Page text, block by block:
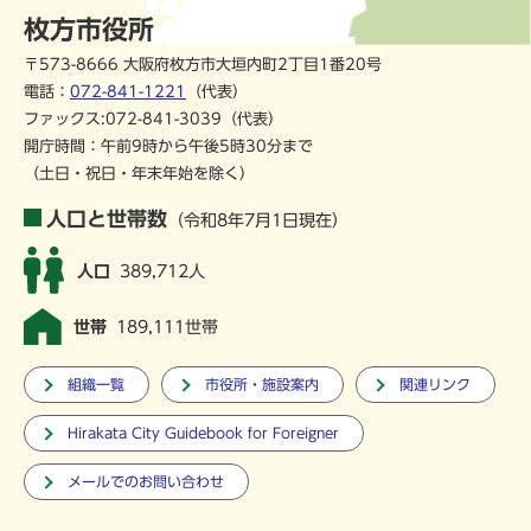
枚方市役所
〒573-8666 大阪府枚方市大垣内町2丁目1番20号
電話： 072-841-1221
（代表）
ファックス:072-841-3039（代表）
開庁時間：午前9時から午後5時30分まで
（土日・祝日・年末年始を除く）
人口と世帯数 （令和8年7月1日現在）
人口 389,712人
世帯 189,111世帯
組織一覧 市役所・施設案内 関連リンク
Hirakata City Guidebook for Foreigner
メールでのお問い合わせ